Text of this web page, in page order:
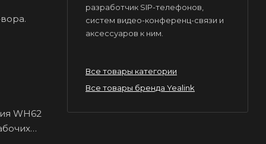
WH62
разработчик SIP-телефонов,
систем видео-конференц-связи и
аксессуаров к ним.
Все товары категории
Все товары бренда Yealink